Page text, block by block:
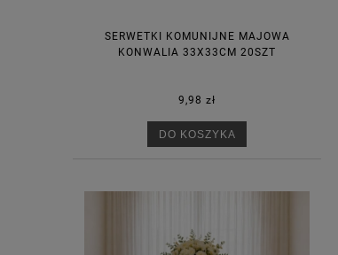
SERWETKI KOMUNIJNE MAJOWA
KONWALIA 33X33CM 20SZT
9,98 zł
DO KOSZYKA